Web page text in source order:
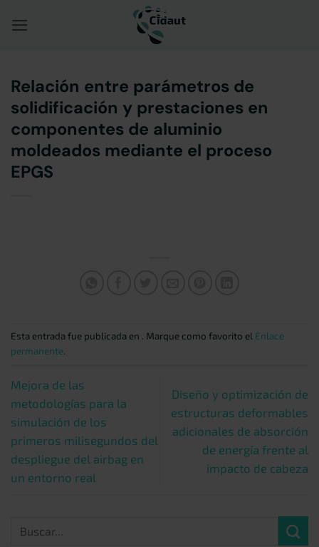
Relación entre parámetros de
solidificación y prestaciones en
componentes de aluminio
moldeados mediante el proceso
EPGS
Esta entrada fue publicada en . Marque como favorito el Enlace
permanente.
Mejora de las
metodologías para la
simulación de los
primeros milisegundos del
despliegue del airbag en
un entorno real
Diseño y optimización de
estructuras deformables
adicionales de absorción
de energía frente al
impacto de cabeza